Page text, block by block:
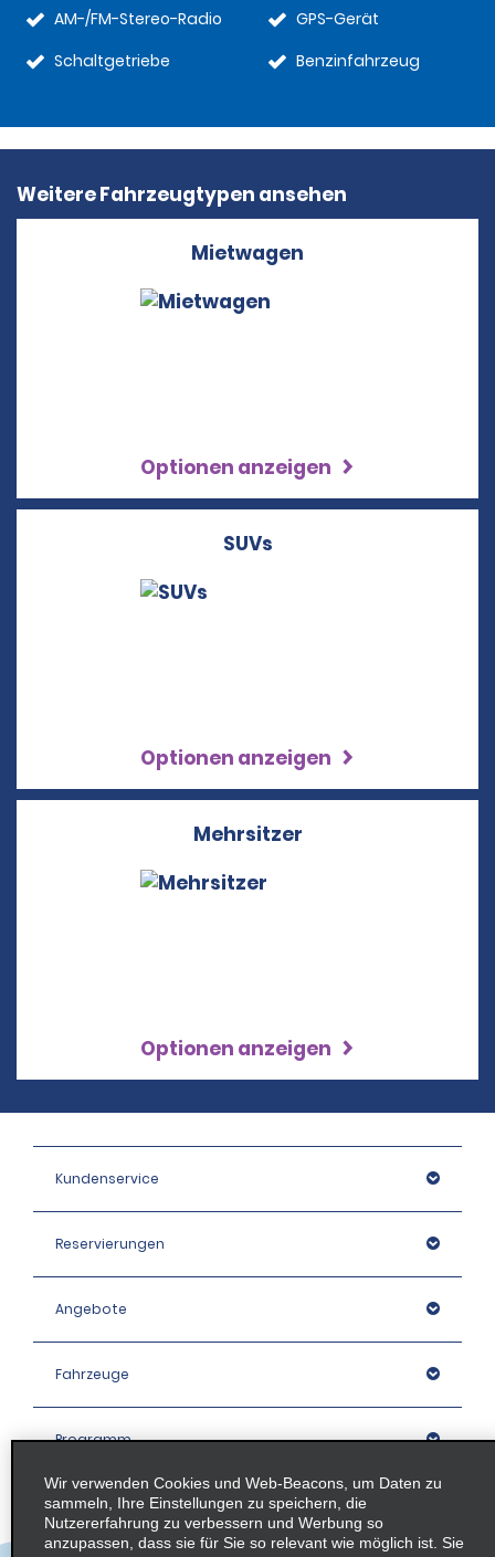
AM-/FM-Stereo-Radio
Schaltgetriebe
GPS-Gerät
Benzinfahrzeug
Weitere Fahrzeugtypen ansehen
Mietwagen
Optionen anzeigen
SUVs
Optionen anzeigen
Mehrsitzer
Optionen anzeigen
Kundenservice
Reservierungen
Angebote
Fahrzeuge
Programm
Unternehmen
Wir verwenden Cookies und Web-Beacons, um Daten zu
sammeln, Ihre Einstellungen zu speichern, die
Nutzererfahrung zu verbessern und Werbung so
anzupassen, dass sie für Sie so relevant wie möglich ist. Sie